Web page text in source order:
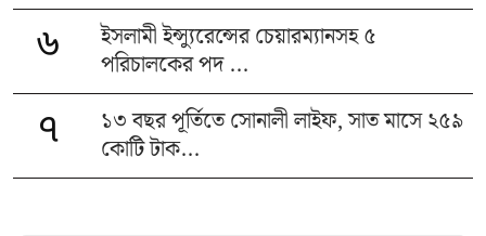
৬
ইসলামী ইন্স্যুরেন্সের চেয়ারম্যানসহ ৫
পরিচালকের পদ ...
৭
১৩ বছর পূর্তিতে সোনালী লাইফ, সাত মাসে ২৫৯
কোটি টাক...